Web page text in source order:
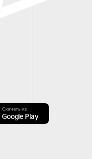
Скачать из
Google Play